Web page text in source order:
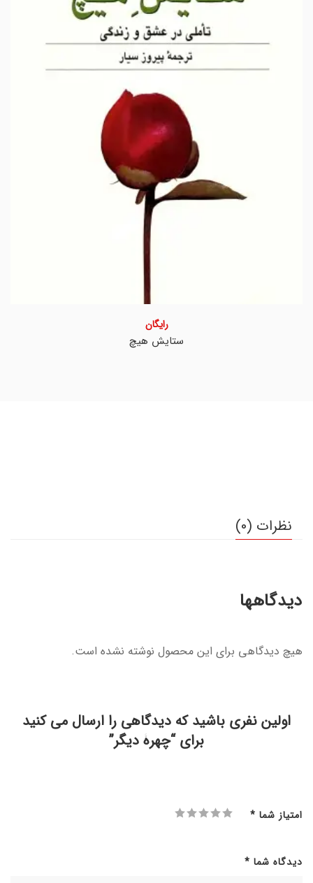
ستایش هیچ
رایگان
نظرات (0)
دیدگاهها
هیچ دیدگاهی برای این محصول نوشته نشده است.
اولین نفری باشید که دیدگاهی را ارسال می کنید
برای “چهرۀ دیگر”
امتیاز شما *
دیدگاه شما *